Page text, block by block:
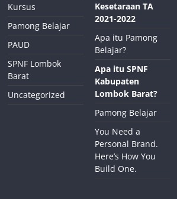
Kursus
Pamong Belajar
PAUD
SPNF Lombok
Barat
Uncategorized
Kesetaraan TA
2021-2022
Apa itu Pamong
Belajar?
Apa itu SPNF
Kabupaten
Lombok Barat?
Pamong Belajar
You Need a
Personal Brand.
Here’s How You
Build One.